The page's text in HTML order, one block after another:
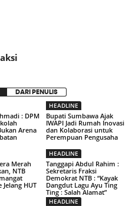
DARI PENULIS
: DPM
Arena
HEADLINE
Bupati Sumbawa Ajak
IWAPI Jadi Rumah Inovasi
dan Kolaborasi untuk
Perempuan Pengusaha
Merah
NTB
HUT
HEADLINE
Tanggapi Abdul Rahim :
Sekretaris Fraksi
Demokrat NTB : “Kayak
Dangdut Lagu Ayu Ting
Ting : Salah Alamat”
HEADLINE